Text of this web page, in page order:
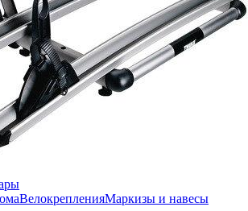
ВелокрепленияМаркизы и навесы